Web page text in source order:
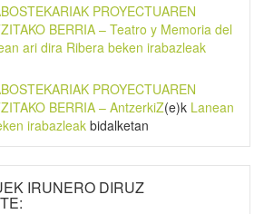
PROYECTUAREN
BERRIA – Teatro y Memoria del
ari dira Ribera beken irabazleak
PROYECTUAREN
BERRIA – AntzerkiZ(e)k Lanean
irabazleak bidalketan
IRUNERO DIRUZ